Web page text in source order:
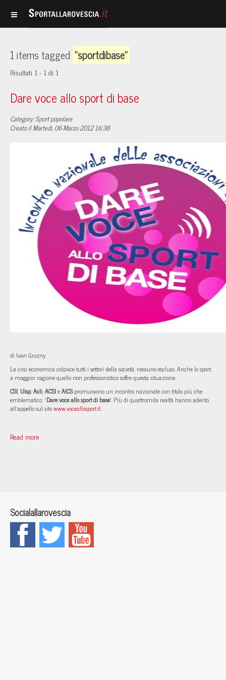
1 items tagged "sportdibase"
Risultati 1 - 1 di 1
Dare voce allo sport di base
Category: Sport popolare
Creato il Martedì, 06 Marzo 2012 16:38
di Ivan Grozny
La crisi economica colpisce tutti i settori della società, nessuno escluso. Anche lo sport,
a maggior ragione quello non professionistico soffre questa situazione.
CSI, Uisp, Acli, ACSIeAICSpromuovono un incontro nazionale con titolo più che
emblematico: “Dare voce allo sport di base”. Più di quattromila realtà hanno aderito
all’appello sul sitowww.voceallosport.it.
Read more
Socialallarovescia